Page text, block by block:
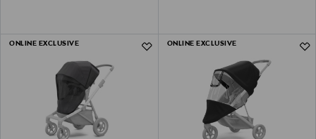
ONLINE EXCLUSIVE ONLINE EXCLUSIVE